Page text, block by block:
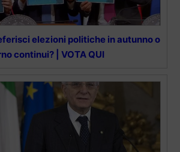
elezioni politiche in autunno o
continui? | VOTA QUI